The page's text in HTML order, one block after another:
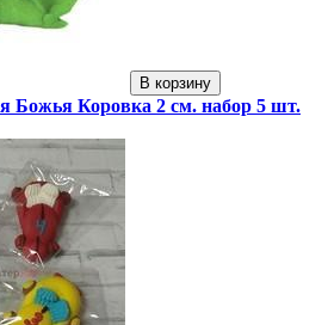
В корзину
Божья Коровка 2 см. набор 5 шт.